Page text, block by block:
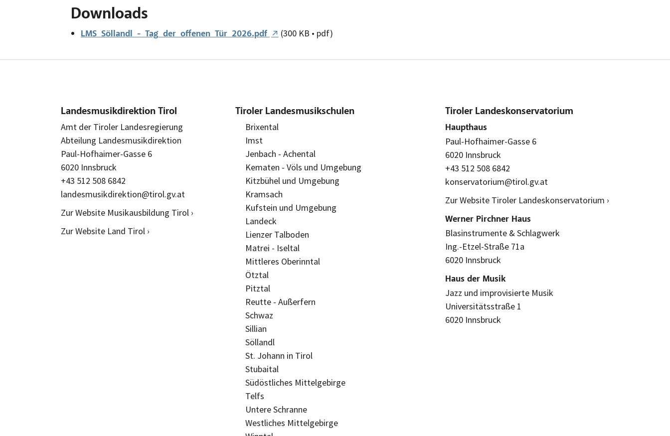
Downloads
LMS_Söllandl_-_Tag_der_offenen_Tür_2026.pdf (300 KB • pdf)
Landesmusikdirektion Tirol
Amt der Tiroler Landesregierung
Abteilung Landesmusikdirektion
Paul-Hofhaimer-Gasse 6
6020 Innsbruck
+43 512 508 6842
landesmusikdirektion@tirol.gv.at
Zur Website Musikausbildung Tirol ›
Zur Website Land Tirol ›
Tiroler Landesmusikschulen
Brixental
Imst
Jenbach - Achental
Kematen - Völs und Umgebung
Kitzbühel und Umgebung
Kramsach
Kufstein und Umgebung
Landeck
Lienzer Talboden
Matrei - Iseltal
Mittleres Oberinntal
Ötztal
Pitztal
Reutte - Außerfern
Schwaz
Sillian
Söllandl
St. Johann in Tirol
Stubaital
Südöstliches Mittelgebirge
Telfs
Untere Schranne
Westliches Mittelgebirge
Tiroler Landeskonservatorium
Haupthaus
Paul-Hofhaimer-Gasse 6
6020 Innsbruck
+43 512 508 6842
konservatorium@tirol.gv.at
Zur Website Tiroler Landeskonservatorium ›
Werner Pirchner Haus
Blasinstrumente & Schlagwerk
Ing.-Etzel-Straße 71a
6020 Innsbruck
Haus der Musik
Jazz und improvisierte Musik
Universitätsstraße 1
6020 Innsbruck